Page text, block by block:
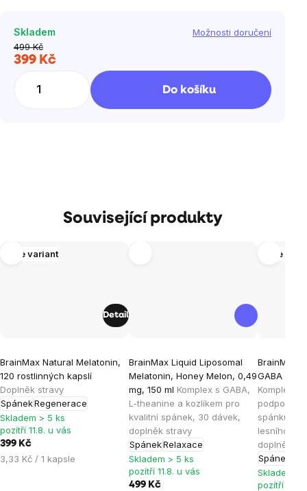
Skladem
Možnosti doručení
499 Kč
399 Kč
Do košíku
Související produkty
Více variant
BrainMax Natural MeIatonin,
120 rostlinných kapslí
Doplněk stravy
SpánekRegenerace
hodnocení
produktu
je
4,5
z
5
hvězdiček.
Skladem > 5 ks
pozítří 11.8. u vás
399 Kč
Měrná
3,33 Kč / 1 kapsle
Detail
BrainMax Liquid Liposomal
Melatonin, Honey Melon, 0,49
mg, 150 ml Komplex s GABA,
L-theanine a kozlíkem pro
kvalitní spánek, 30 dávek,
doplněk stravy
SpánekRelaxace
hodnocení
produktu
je
5,0
z
5
hvězdiček.
Skladem > 5 ks
pozítří 11.8. u vás
499 Kč
Více
BrainMax
GABA
Komplex
podporu
spánku,
lesního
doplněk
Spánek
produktu
je
4,5
z
5
Skladem >
pozítří 11.8.